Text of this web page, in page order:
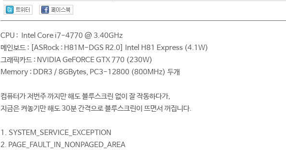
CPU : Intel Core i7-4770 @ 3.40GHz
메인보드 : [ASRock : H81M-DGS R2.0] Intel H81 Express (4.1W)
그래픽카드 : NVIDIA GeFORCE GTX 770 (230W)
Memory : DDR3 / 8GBytes, PC3-12800 (800MHz) 두개
컴퓨터가 저번주 까지만 해도 블루스크린 없이 잘 작동하다가,
지금은 켜놓기만 해도 30분 간격으로 블루스크린이 뜨면서 꺼집니다.
1. SYSTEM_SERVICE_EXCEPTION
2. PAGE_FAULT_IN_NONPAGED_AREA